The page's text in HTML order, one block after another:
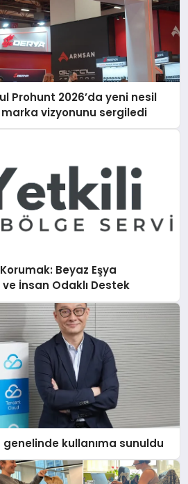
Prohunt 2026’da yeni nesil
vizyonunu sergiledi
Beyaz Eşya
İnsan Odaklı Destek
kullanıma sunuldu